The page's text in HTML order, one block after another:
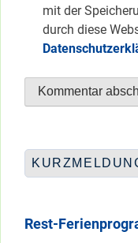
mit der
durch diese
Rest-